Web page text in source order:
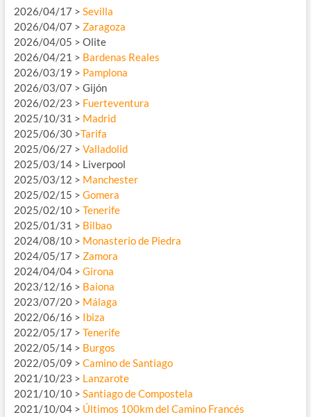
2026/04/17 > Sevilla
2026/04/07 > Zaragoza
2026/04/05 > Olite
2026/04/21 > Bardenas Reales
2026/03/19 > Pamplona
2026/03/07 > Gijón
2026/02/23 > Fuerteventura
2025/10/31 > Madrid
2025/06/30 >Tarifa
2025/06/27 > Valladolid
2025/03/14 > Liverpool
2025/03/12 > Manchester
2025/02/15 > Gomera
2025/02/10 > Tenerife
2025/01/31 > Bilbao
2024/08/10 > Monasterio de Piedra
2024/05/17 > Zamora
2024/04/04 > Girona
2023/12/16 > Baiona
2023/07/20 > Málaga
2022/06/16 > Ibiza
2022/05/17 > Tenerife
2022/05/14 > Burgos
2022/05/09 > Camino de Santiago
2021/10/23 > Lanzarote
2021/10/10 > Santiago de Compostela
2021/10/04 > Últimos 100km del Camino Francés